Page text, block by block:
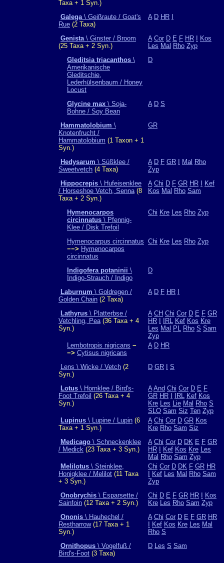
Taxa + 1 Syn.)
Galega\ Geißraute / Goat's
Rue (2 Taxa)
A D HR
Genista\ Ginster / Broom
(25 Taxa + 2 Syn.)
A Cor D E F HR
Kos
Les Mal Rho Zyp
Gleditsia triacanthos \
Amerikanische
Gleditschie,
Lederhülsenbaum / Honey
Locust
D
Glycine max \ Soja-
Bohne / Soy Bean
A D S
Hammatolobium \
Knotenfrucht /
Hammatolobium (1 Taxon + 1
Syn.)
GR
Hedysarum \ Süßklee /
Sweetvetch (4 Taxa)
A D F GR Mal Rho
Zyp
Hippocrepis \ Hufeisenklee
/ Horseshoe Vetch, Senna(8
Taxa + 2 Syn.)
A Chi D F GR HR
Kef
Kos Mal Rho Sam
Hymenocarpos
circinnatus \ Pfennig-
Klee / Disk Trefoil
Chi Kre Les Rho Zyp
Hymenocarpus circinnatus
−−> Hymenocarpos
circinnatus
Chi Kre Les Rho Zyp
Indigofera potaninii \
Indigo-Strauch / Indigo
D
Laburnum \ Goldregen /
Golden Chain (2 Taxa)
A D F HR
Lathyrus \ Platterbse /
Vetchling, Pea(36 Taxa + 4
Syn.)
A CH Chi Cor D E F GR
HR
IRL Kef Kos Kre
Les Mal PL Rho S Sam
Zyp
Lembotropis nigricans −
−> Cytisus nigricans
A D HR
Lens \ Wicke / Vetch (2
Syn.)
D GR S
Lotus \ Hornklee / Bird's-
Foot Trefoil (26 Taxa + 4
Syn.)
A And Chi Cor D E F
GR HR IRL Kef Kos
Kre Les Lie Mal Rho S
SLO Sam Siz Ten Zyp
Lupinus \ Lupine / Lupin (6
Taxa + 1 Syn.)
A Chi Cor D GR Kos
Kre Rho Sam Siz
Medicago \ Schneckenklee
/ Medick (23 Taxa + 3 Syn.)
A Chi Cor D DK E F GR
HR
Kef Kos Kre Les
Mal Rho Sam Zyp
Melilotus \ Steinklee,
Honigklee / Melilot (11 Taxa
+ 3 Syn.)
Chi Cor D DK F GR HR
Kef Les Mal Rho Sam
Zyp
Onobrychis \ Esparsette /
Sainfoin (12 Taxa + 2 Syn.)
Chi D E F GR HR
Kos
Kre Les Rho Sam Zyp
Ononis \ Hauhechel /
Restharrow(17 Taxa + 1
Syn.)
A Chi Cor D E F GR HR
Kef Kos Kre Les Mal
Rho S
Ornithopus \ Vogelfuß /
Bird's-Foot (3 Taxa)
D Les S Sam